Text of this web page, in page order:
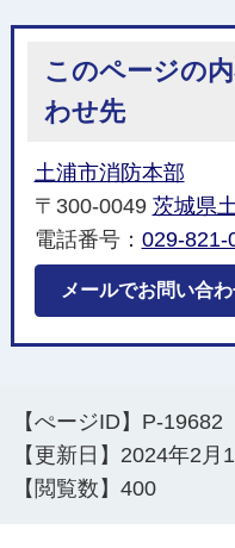
このページの
わせ先
土浦市消防本部
〒300-0049 茨城県
電話番号： 029-821-
メールでお問い合
【ぺージID】 P-19682
【更新日】 2024年2月
【閲覧数】400